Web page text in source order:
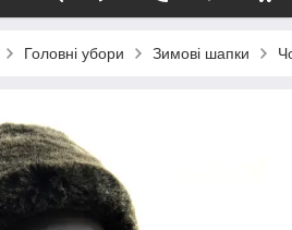
Головні убори Зимові шапки